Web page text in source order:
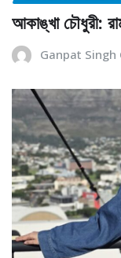
আকাঙ্খা চৌধুরী:
Ganpat Singh